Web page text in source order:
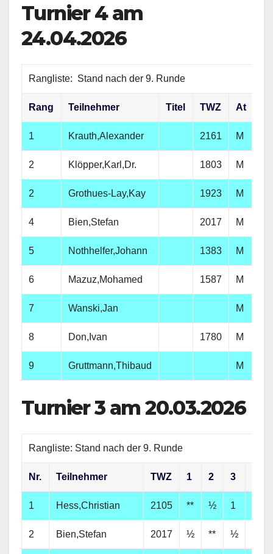
Turnier 4 am
24.04.2026
Rangliste: Stand nach der 9. Runde
Rang Teilnehmer Titel TWZ At
1 Krauth,Alexander 2161 M
2 Klöpper,Karl,Dr. 1803 M
2 Grothues-Lay,Kay 1923 M
4 Bien,Stefan 2017 M
5 Nothhelfer,Johann 1383 M
6 Mazuz,Mohamed 1587 M
7 Wanski,Jan M
8 Don,Ivan 1780 M
9 Gruttmann,Thibaud M
Turnier 3 am 20.03.2026
Rangliste: Stand nach der 9. Runde
Nr. Teilnehmer TWZ 1 2 3
1 Hess,Christian 2105 ** ½ 1
2 Bien,Stefan 2017 ½ ** ½